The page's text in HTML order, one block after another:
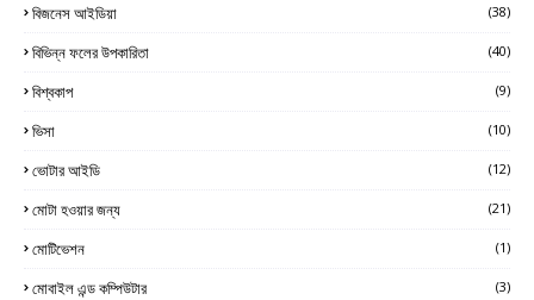
বিজনেস আইডিয়া (38)
বিভিন্ন ফলের উপকারিতা (40)
বিশ্বকাপ (9)
ভিসা (10)
ভোটার আইডি (12)
মোটা হওয়ার জন্য (21)
মোটিভেশন (1)
মোবাইল এন্ড কম্পিউটার (3)